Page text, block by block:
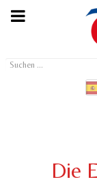
Suchen
Die